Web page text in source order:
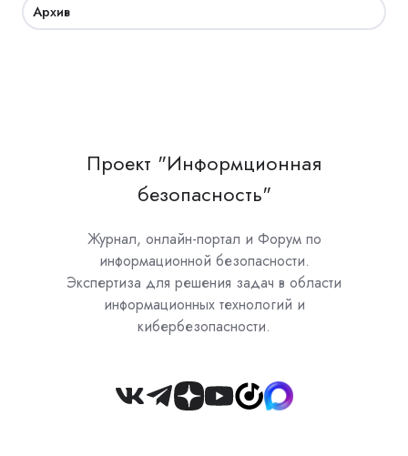
Архив
Проект "Информционная
безопасность"
Журнал, онлайн-портал и Форум по
информационной безопасности.
Экспертиза для решения задач в области
информационных технологий и
кибербезопасности.
Join